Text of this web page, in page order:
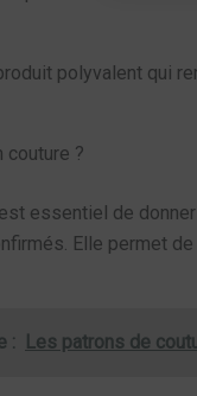
polyvalent qui
couture ?
essentiel de
Elle permet
: Les patrons de